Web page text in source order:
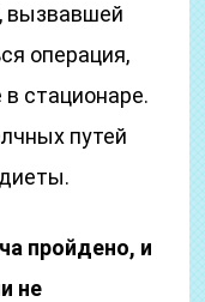
вызвавшей
операция,
стационаре.
путей
пройдено, и
не